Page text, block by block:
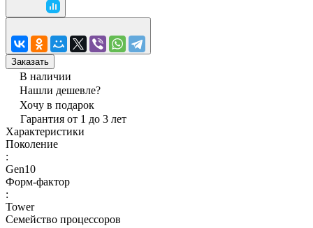
Заказать
В наличии
Нашли дешевле?
Хочу в подарок
Гарантия от 1 до 3 лет
Характеристики
Поколение
:
Gen10
Форм-фактор
:
Tower
Семейство процессоров